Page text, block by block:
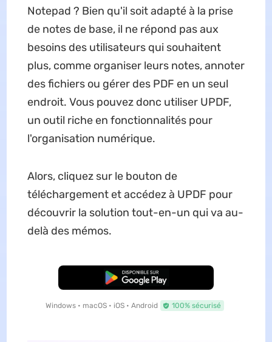
Notepad ? Bien qu'il soit adapté à la prise
de notes de base, il ne répond pas aux
besoins des utilisateurs qui souhaitent
plus, comme organiser leurs notes, annoter
des fichiers ou gérer des PDF en un seul
endroit. Vous pouvez donc utiliser UPDF,
un outil riche en fonctionnalités pour
l'organisation numérique.
Alors, cliquez sur le bouton de
téléchargement et accédez à UPDF pour
découvrir la solution tout-en-un qui va au-
delà des mémos.
TÉLÉCHARGER
Windows • macOS • iOS • Android 100% sécurisé